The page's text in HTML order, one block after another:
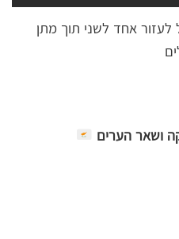
לעזור אחד לשני תוך מתן
ושאר הערים